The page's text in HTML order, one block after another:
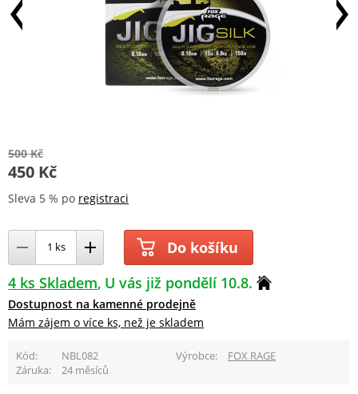
500 Kč
450 Kč
Sleva 5 % po registraci
Do košíku
4 ks Skladem U vás již pondělí 10.8.
Dostupnost na kamenné prodejně
Mám zájem o více ks, než je skladem
Kód NBL082 Výrobce
FOX RAGE
Záruka
24 měsíců